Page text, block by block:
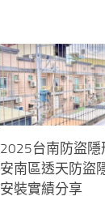
2025台南防盜隱
安南區透天防盜
安裝實績分享